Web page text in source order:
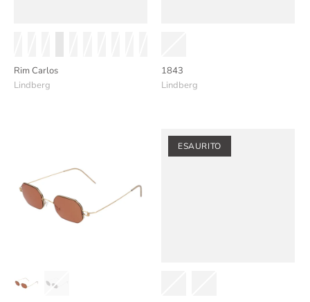
Rim Carlos
Lindberg
1843
Lindberg
ESAURITO